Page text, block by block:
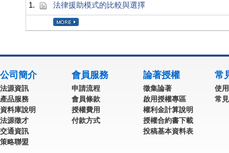
1.
法律援助模式的比較與選擇
公司簡介
法源資訊
產品服務
資料庫說明
法源徵才
交通資訊
策略聯盟
會員服務
申請流程
會員條款
授權費用
付款方式
論著授權
徵集論著
啟用授權專區
權利金計算說明
授權合約書下載
投稿基本資料表
常
使
常